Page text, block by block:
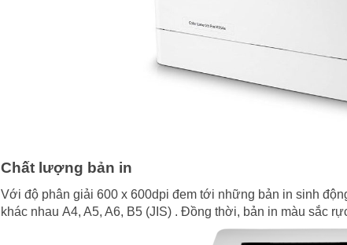
Chất lượng bản in
Với độ phân giải 600 x 600dpi đem tới những bản in sinh
khác nhau A4, A5, A6, B5 (JIS) . Đồng thời, bản in màu sắc